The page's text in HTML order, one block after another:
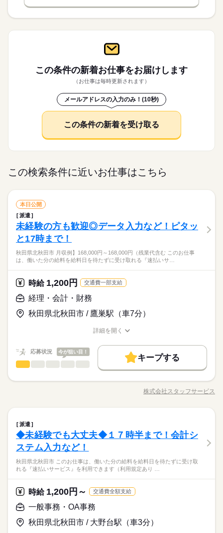
この条件の新着お仕事をお届けします
（お仕事は毎時更新されます）
メールアドレスの入力のみ！(10秒)
この条件の新着を受け取る
この検索条件に近いお仕事はこちら
本日公開
派遣
未経験の方も歓迎◎データ入力など！ピタッ
と17時まで！
秋田県北秋田市 月収例】168,000円～168,000円（残業代含む このお仕事
は、働いた分の給料を給料日を待たずに受け取れる『速払いサ…
時給 1,200円 交通費一部支給
経理・会計・財務
秋田県北秋田市 / 鷹巣駅（車7分）
多い年齢層 低い
女性
業界
◆土日祝お休み☆オフィスカジュアル勤務ＯＫ！周辺に飲食店
あり！ 幅広い年齢層の方が活躍中の職場！長期就業可能な
お仕事をご希望の方にオススメです！
お仕事の特徴
基本特徴
職種
とんどない魅力的なお仕事ですよ♪ 【お願いしたいお仕事の
内容】総務・経理事務（会計ソフトへのデータ入力）、労務関
ちらのお仕事のほかにも 電話なしのコツコツ系データ入力や英
語を使う事務、 大学やコールセンターなどのお仕事も扱ってい
ます。 在宅のお仕事があるエリアも☆ 9月・10月スタートもご
相談ください♪
応募資格
すきま時間に自分のペースで学べるスマホ学習アプリ 「ぽけっ
と」など未経験の方を支えるサポートが充実◎ ―･―･―･―･
も多数あり♪ パートからの収入アップも実績多数！ 主婦（夫）
給与 時給 1,200円
詳しい募集要項をすべて見る
詳細を開く
応募状況 今が狙い目！
キープする
給与/時間/休日
多い年齢層
男女の割合 男性
業界 サービス関連
◆土日祝お休み☆オフィスカジュアル勤務ＯＫ！周辺に飲食店
職種
≪観光サービス会社≫車通勤ＯＫ！無料駐車場完備！残業がほ
とんどない魅力的なお仕事ですよ♪ 【お願いしたいお仕事の
内容】総務・経理事務（会計ソフトへのデータ入力）、労務関
連の手続き、給与計算（基本ソフト使用）などをお願いしま
す。 ※移転の予定あり。詳細はお問い合わせください。 ▼こ
ちらのお仕事のほかにも 電話なしのコツコツ系データ入力や英
語を使う事務、 大学やコールセンターなどのお仕事も扱ってい
ます。 在宅のお仕事があるエリアも☆ 9月・10月スタートもご
相談ください♪
すきま時間に自分のペースで学べるスマホ学習アプリ 「ぽけっ
株式会社スタッフサービス
派遣
◆未経験でも大丈夫◆１７時半まで！会計シ
ステム入力など！
秋田県北秋田市 このお仕事は、働いた分の給料を給料日を待たずに受け取
れる『速払いサービス』を利用できます（利用規定あり …
時給 1,200円～ 交通費全額支給
一般事務・OA事務
秋田県北秋田市 / 大野台駅（車3分）